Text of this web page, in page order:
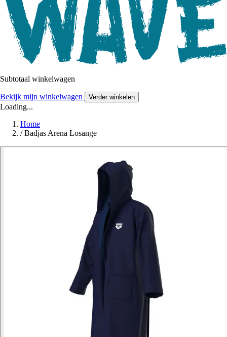
Subtotaal winkelwagen
Bekijk mijn winkelwagen Verder winkelen
Loading...
Home
/ Badjas Arena Losange